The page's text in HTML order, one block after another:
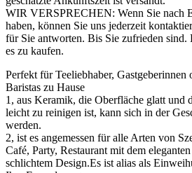
WIR VERSPRECHEN: Wenn Sie nach
haben, können Sie uns jederzeit
für Sie antworten. Bis Sie zufrieden sind.
es zu kaufen.
Perfekt für Teeliebhaber,
Baristas zu Hause
1, aus Keramik, die Oberfläche glatt und
leicht zu reinigen ist, kann sich in der
werden.
2, ist es angemessen für alle Arten von
Café, Party, Restaurant mit dem
schlichtem Design.Es ist alias als